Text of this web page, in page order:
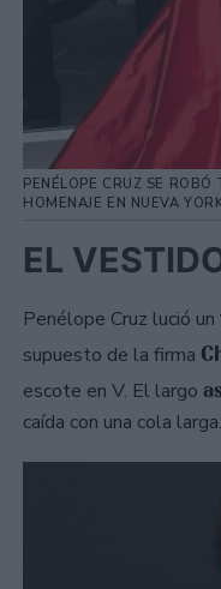
PENÉLOPE CRUZ SE
HOMENAJE EN NUEVA
EL
Penélope Cruz lució un
supuesto de la firma
escote en V. El largo
caída con una cola larga.